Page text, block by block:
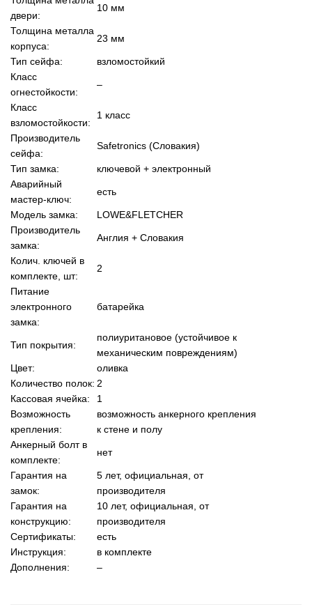
двери:
10 мм
Толщина металла
корпуса:
23 мм
Тип сейфа:
взломостойкий
Класс
огнестойкости:
–
Класс
взломостойкости:
1 класс
Производитель
сейфа:
Safetronics (Словакия)
Тип замка:
ключевой + электронный
Аварийный
мастер-ключ:
есть
Модель замка:
LOWE&FLETCHER
Производитель
замка:
Англия + Словакия
Колич. ключей в
комплекте, шт:
2
Питание
электронного
замка:
батарейка
Тип покрытия:
полиуритановое (устойчивое к
механическим повреждениям)
Цвет:
оливка
Количество полок: 2
Кассовая ячейка:
1
Возможность
крепления:
возможность анкерного крепления
к стене и полу
Анкерный болт в
комплекте:
нет
Гарантия на
замок:
5 лет, официальная, от
производителя
Гарантия на
конструкцию:
10 лет, официальная, от
производителя
Сертификаты:
есть
Инструкция:
в комплекте
Дополнения:
–